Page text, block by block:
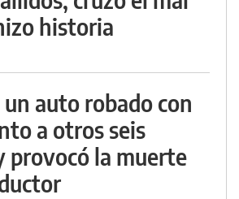
historia
auto robado con
a otros seis
provocó la muerte